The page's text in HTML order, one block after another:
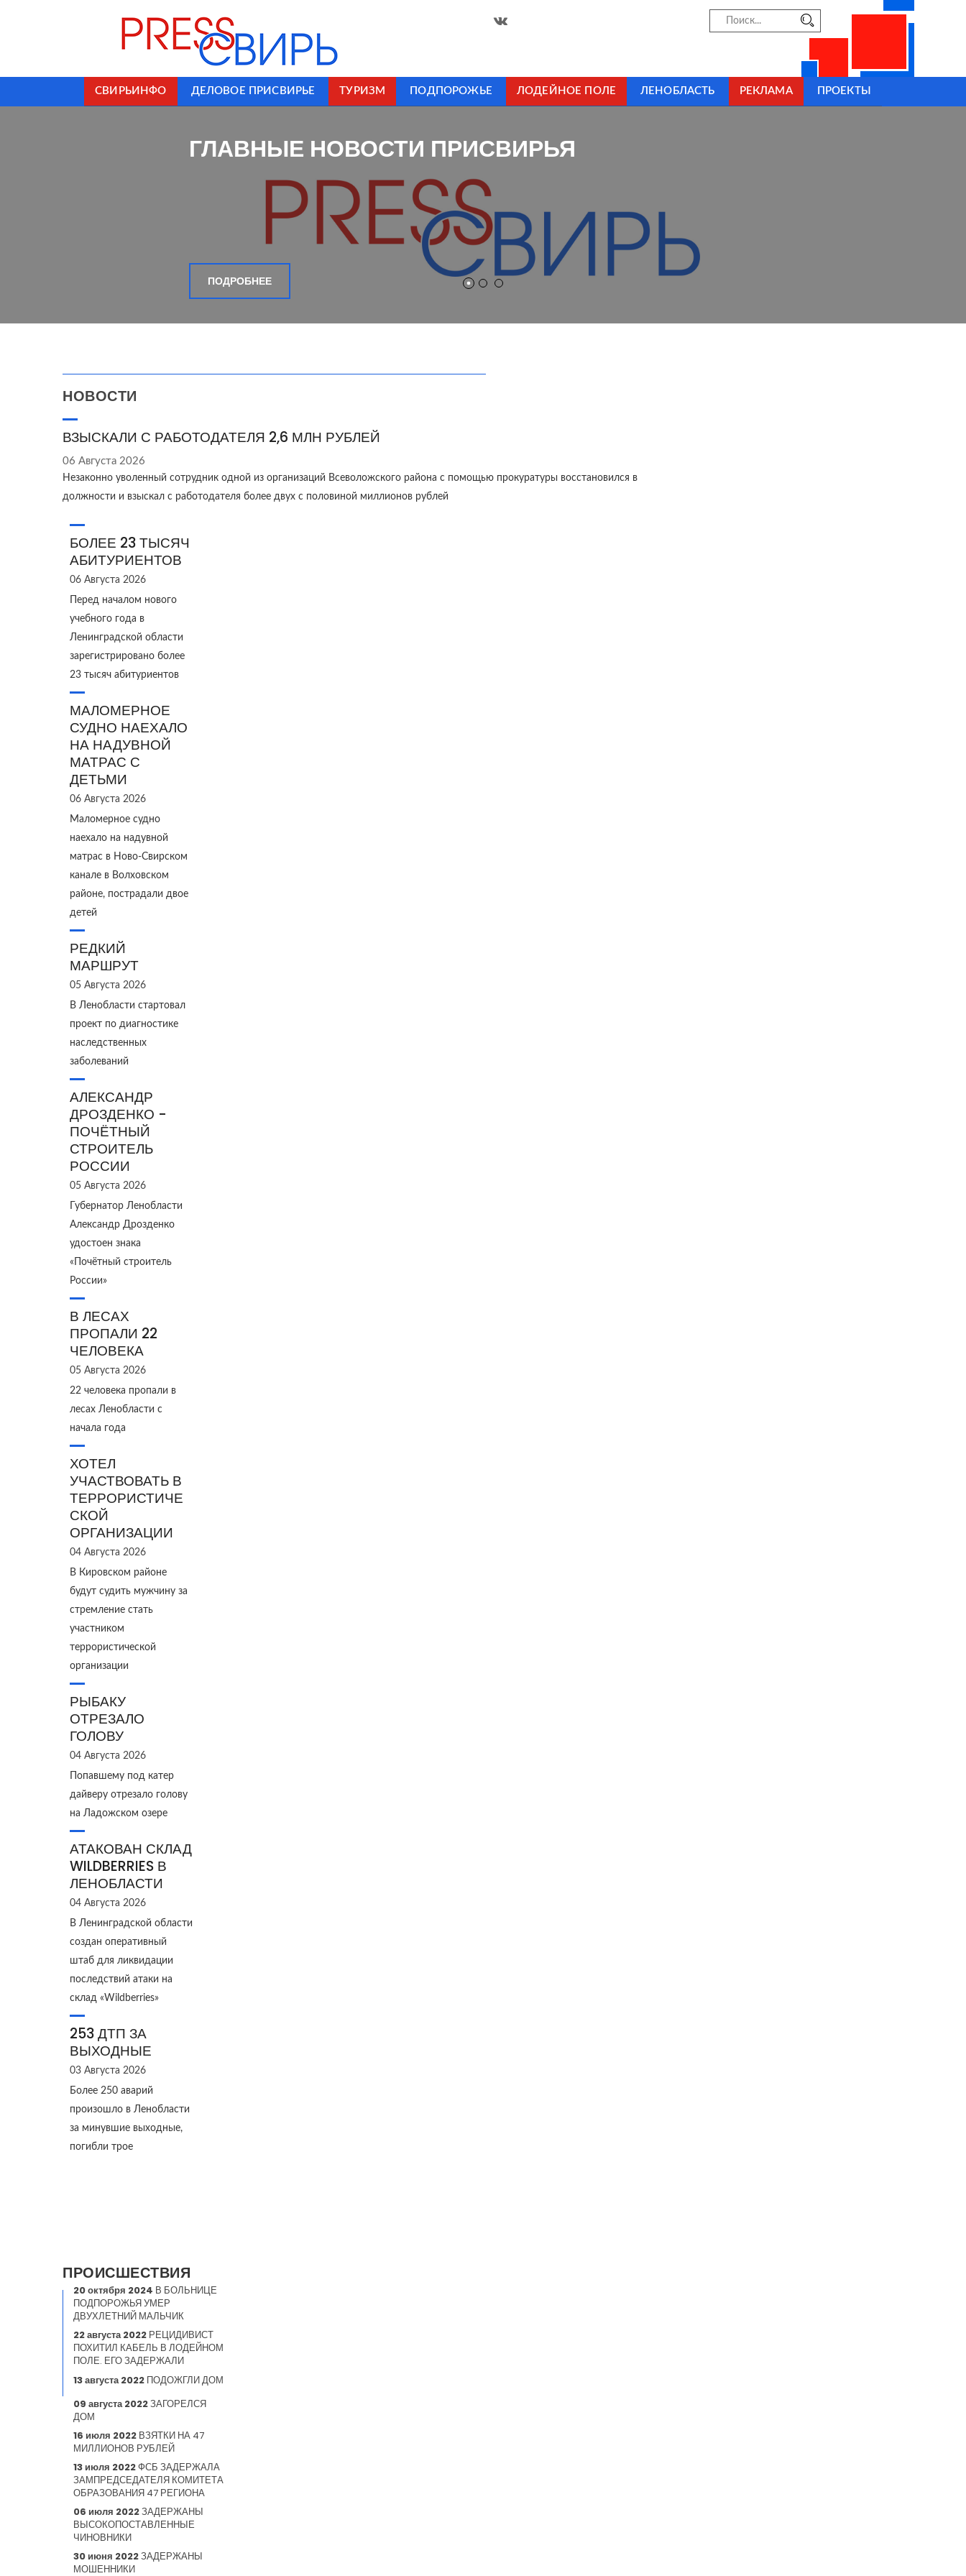
СВИРЬИНФО ДЕЛОВОЕ ПРИСВИРЬЕ ТУРИЗМ ПОДПОРОЖЬЕ ЛОДЕЙНОЕ ПОЛЕ ЛЕНОБЛАСТЬ РЕКЛАМА ПРОЕКТЫ
ГЛАВНЫЕ НОВОСТИ ПРИСВИРЬЯ
ПОДРОБНЕЕ
НОВОСТИ
ВЗЫСКАЛИ С РАБОТОДАТЕЛЯ 2,6 МЛН РУБЛЕЙ
06 Августа 2026
Незаконно уволенный сотрудник одной из организаций Всеволожского района с помощью прокуратуры восстановился в
должности и взыскал с работодателя более двух с половиной миллионов рублей
БОЛЕЕ 23 ТЫСЯЧ
АБИТУРИЕНТОВ
06 Августа 2026
Перед началом нового
учебного года в
Ленинградской области
зарегистрировано более
23 тысяч абитуриентов
МАЛОМЕРНОЕ
СУДНО НАЕХАЛО
НА НАДУВНОЙ
МАТРАС С
ДЕТЬМИ
06 Августа 2026
Маломерное судно
наехало на надувной
матрас в Ново‑Свирском
канале в Волховском
районе, пострадали двое
детей
РЕДКИЙ
МАРШРУТ
05 Августа 2026
В Ленобласти стартовал
проект по диагностике
наследственных
заболеваний
АЛЕКСАНДР
ДРОЗДЕНКО -
ПОЧЁТНЫЙ
СТРОИТЕЛЬ
РОССИИ
05 Августа 2026
Губернатор Ленобласти
Александр Дрозденко
удостоен знака
«Почётный строитель
России»
В ЛЕСАХ
ПРОПАЛИ 22
ЧЕЛОВЕКА
05 Августа 2026
22 человека пропали в
лесах Ленобласти с
начала года
ХОТЕЛ
УЧАСТВОВАТЬ В
ТЕРРОРИСТИЧЕ
СКОЙ
ОРГАНИЗАЦИИ
04 Августа 2026
В Кировском районе
будут судить мужчину за
стремление стать
участником
террористической
организации
РЫБАКУ
ОТРЕЗАЛО
ГОЛОВУ
04 Августа 2026
Попавшему под катер
дайверу отрезало голову
на Ладожском озере
АТАКОВАН СКЛАД
WILDBERRIES В
ЛЕНОБЛАСТИ
04 Августа 2026
В Ленинградской области
создан оперативный
штаб для ликвидации
последствий атаки на
склад «Wildberries»
253 ДТП ЗА
ВЫХОДНЫЕ
03 Августа 2026
Более 250 аварий
произошло в Ленобласти
за минувшие выходные,
погибли трое
ПРОИСШЕСТВИЯ
20 октября 2024 В БОЛЬНИЦЕ
ПОДПОРОЖЬЯ УМЕР
ДВУХЛЕТНИЙ МАЛЬЧИК
22 августа 2022 РЕЦИДИВИСТ
ПОХИТИЛ КАБЕЛЬ В ЛОДЕЙНОМ
ПОЛЕ. ЕГО ЗАДЕРЖАЛИ
13 августа 2022 ПОДОЖГЛИ ДОМ
09 августа 2022ЗАГОРЕЛСЯ
ДОМ
16 июля 2022 ВЗЯТКИ НА 47
МИЛЛИОНОВ РУБЛЕЙ
13 июля 2022ФСБ ЗАДЕРЖАЛА
ЗАМПРЕДСЕДАТЕЛЯ КОМИТЕТА
ОБРАЗОВАНИЯ 47 РЕГИОНА
06 июля 2022ЗАДЕРЖАНЫ
ВЫСОКОПОСТАВЛЕННЫЕ
ЧИНОВНИКИ
30 июня 2022ЗАДЕРЖАНЫ
МОШЕННИКИ